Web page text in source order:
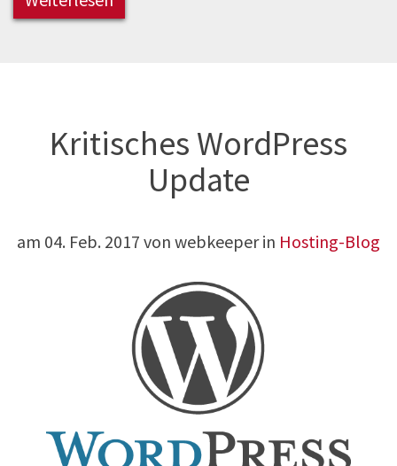
Kritisches WordPress
Update
am 04. Feb. 2017 von webkeeper in Hosting-Blog